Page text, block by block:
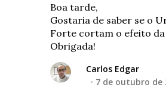
Boa tarde,
Gostaria de saber se o
Forte cortam o efeito
Obrigada!
Carlos Edgar
7 de outubro de